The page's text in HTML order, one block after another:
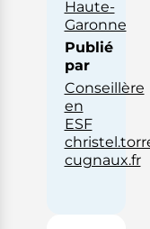
Haute-
Garonne
Publié
par
Conseillère
en
ESF
cugnaux.fr